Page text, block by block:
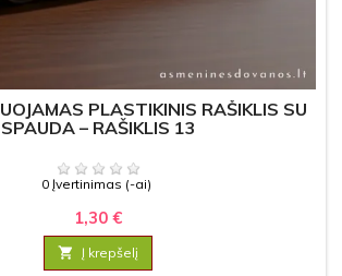
PLASTIKINIS RAŠIKLIS SU
SPAUDA – RAŠIKLIS 13
0 Įvertinimas (-ai)
1,30 €
 Į krepšelį